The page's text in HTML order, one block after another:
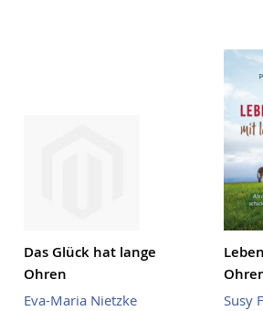
Das Glück hat lange
Ohren
Eva-Maria Nietzke
Susy